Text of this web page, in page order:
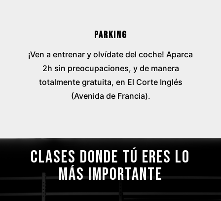
Parking
¡Ven a entrenar y olvídate del coche! Aparca
2h sin preocupaciones, y de manera
totalmente gratuita, en El Corte Inglés
(Avenida de Francia).
CLASES DONDE TÚ ERES LO
MÁS IMPORTANTE